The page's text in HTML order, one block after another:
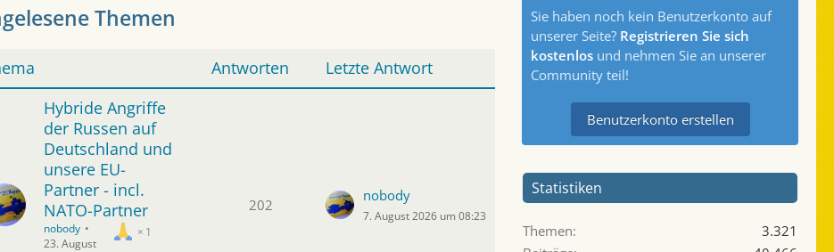
Themen
Antworten
Letzte Antwort
Hybride Angriffe
der Russen auf
Deutschland und
unsere EU-
Partner - incl.
NATO-Partner
1
nobody
23. August
202
nobody
7. August 2026 um 08:23
Sie haben noch kein Benutzerkonto auf
unserer Seite? Registrieren Sie sich
kostenlos und nehmen Sie an unserer
Community teil!
Benutzerkonto erstellen
Statistiken
Themen
3.321